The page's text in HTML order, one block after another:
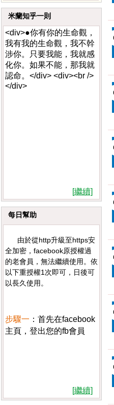
米蘭知乎一則
<div>●你有你的生命觀，
我有我的生命觀，我不幹
涉你。只要我能，我就感
化你。如果不能，那我就
認命。</div> <div><br />
</div>
[繼續]
每日幫助
由於從http升級至https安
全加密，facebook原授權過
的老會員，無法繼續使用。依
以下重授權1次即可，日後可
以長久使用。
步驟一 ：首先在facebook
主頁，登出您的fb會員
：打開米蘭之都網
[繼續]